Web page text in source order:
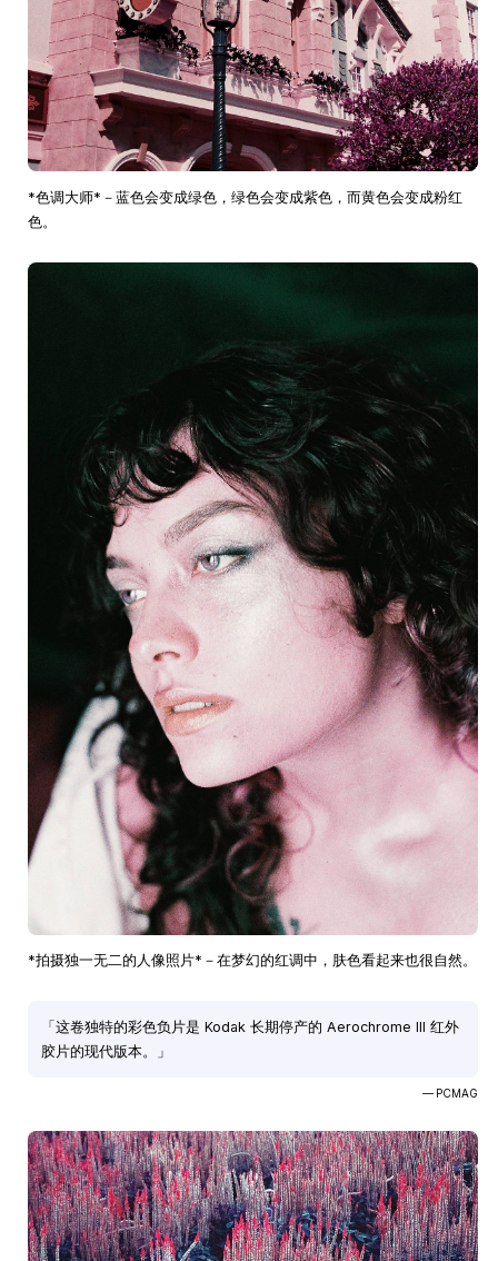
*色调大师*－蓝色会变成绿色，绿色会变成紫色，而黄色会变成粉红
色。
*拍摄独一无二的人像照片*－在梦幻的红调中，肤色看起来也很自然。
「这卷独特的彩色负片是 Kodak 长期停产的 Aerochrome III 红外
胶片的现代版本。」
— PCMAG